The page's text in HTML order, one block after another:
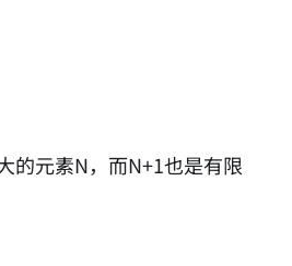
的元素N，而N+1也是有限